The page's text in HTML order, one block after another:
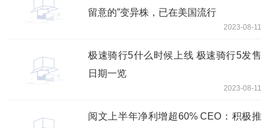
留意的”变异株，已在美国流行
2023-08-11
极速骑行5什么时候上线 极速骑行5发售
日期一览
2023-08-11
阅文上半年净利增超60% CEO：积极推